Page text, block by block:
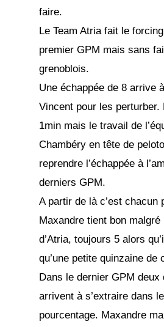
faire.
Le Team Atria fait le
premier GPM mais sans
grenoblois.
Une échappée de 8 arrive
Vincent pour les perturber.
1min mais le travail de
Chambéry en tête de
reprendre l’échappée à
derniers GPM.
A partir de là c’est chacun
Maxandre tient bon
d’Atria, toujours 5 alors
qu’une petite quinzaine de
Dans le dernier GPM deux
arrivent à s’extraire dans
pourcentage. Maxandre